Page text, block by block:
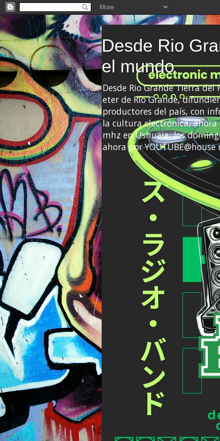
Desde Rio
el mundo
Desde Rio Grande Tierra
eter de Río Grande,
productores del país, con
la cultura electrónica, ahora
mhz en Ushuaia, los
ahora por